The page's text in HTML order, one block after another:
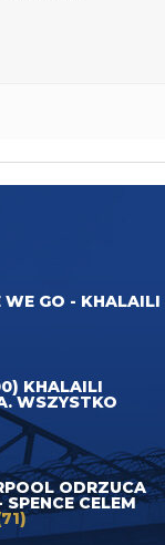
WE GO - KHALAILI
KHALAILI
WSZYSTKO
ODRZUCA
CELEM